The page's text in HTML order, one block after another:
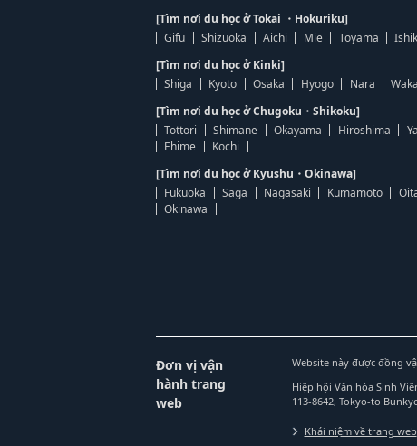
[Tìm nơi du học ở Tokai ・Hokuriku]
Gifu
Shizuoka Aichi Mie Toyama
[Tìm nơi du học ở Kinki]
Shiga
Kyoto Osaka Hyogo Nara
[Tìm nơi du học ở Chugoku・Shikoku]
Tottori
Shimane Okayama Hiroshima
Ehime
Kochi
[Tìm nơi du học ở Kyushu・Okinawa]
Fukuoka
Saga Nagasaki Kumamoto
Okinawa
Đơn vị vận
hành trang
web
Website này được đồng
Hiệp hội Văn hóa Sinh
113-8642, Tokyo-to
Khái niệm về trang web